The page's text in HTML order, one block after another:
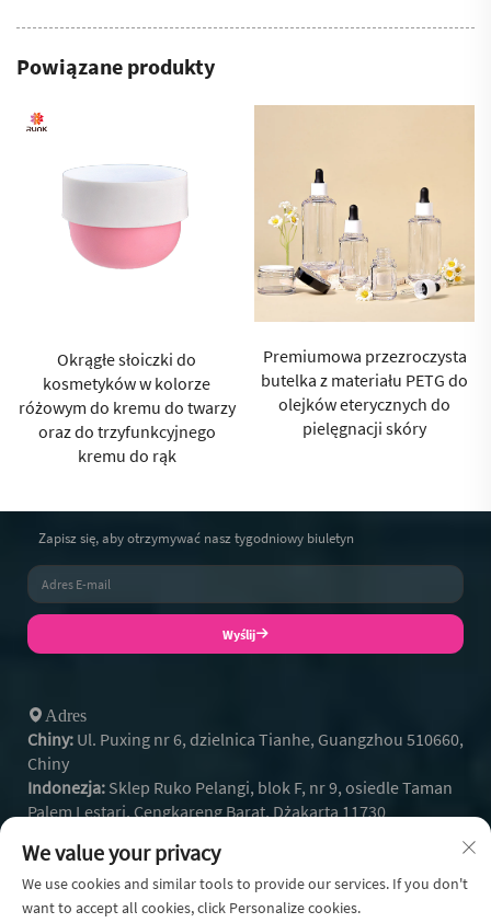
Powiązane produkty
Okrągłe słoiczki do
kosmetyków w kolorze
różowym do kremu do twarzy
oraz do trzyfunkcyjnego
kremu do rąk
Premiumowa przezroczysta
butelka z materiału PETG do
olejków eterycznych do
pielęgnacji skóry
Zapisz się, aby otrzymywać nasz tygodniowy biuletyn
Wyślij
Adres
Chiny: Ul. Puxing nr 6, dzielnica Tianhe, Guangzhou 510660,
Chiny
Indonezja: Sklep Ruko Pelangi, blok F, nr 9, osiedle Taman
Palem Lestari, Cengkareng Barat, Dżakarta 11730
Whatsapp:+62 812-9504-2586
E-mail:[email protected]
We value your privacy
We use cookies and similar tools to provide our services. If you don't
want to accept all cookies, click Personalize cookies.